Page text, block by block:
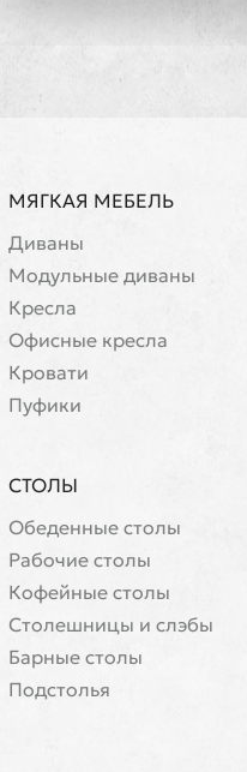
МЯГКАЯ МЕБЕЛЬ
Диваны
Модульные диваны
Кресла
Офисные кресла
Кровати
Пуфики
СТОЛЫ
Обеденные столы
Рабочие столы
Кофейные столы
Cтолешницы и слэбы
Барные столы
Подстолья